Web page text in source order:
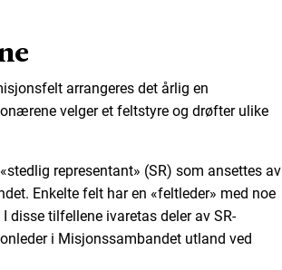
arrangeres det årlig en
velger et feltstyre og drøfter ulike
representant» (SR) som ansettes av
Enkelte felt har en «feltleder» med noe
disse tilfellene ivaretas deler av SR-
i Misjonssambandet utland ved